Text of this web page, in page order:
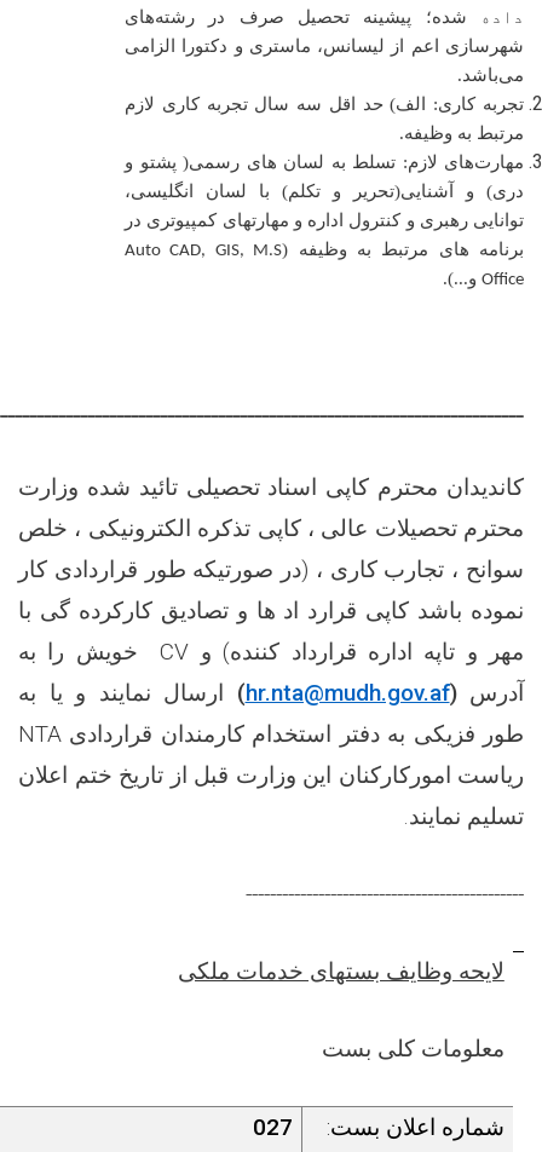
داده شده؛ پیشینه تحصیل صرف در رشته‌های
شهرسازی اعم از لیسانس، ماستری و دکتورا الزامی
می‌باشد.
تجربه کاری:
الف) حد اقل سه سال تجربه کاری لازم
مرتبط به وظیفه.
مهارت‌های لازم: تسلط به لسان های رسمی( پشتو و
دری) و آشنایی(تحریر و تکلم) با لسان انگلیسی،
توانایی رهبری و کنترول اداره و مهارتهای کمپیوتری در
برنامه های مرتبط به وظیفه (Auto CAD, GIS, M.S
Office و...).
کاندیدان محترم کاپی اسناد تحصیلی تائید شده وزارت
محترم تحصیلات عالی ، کاپی تذکره الکترونیکی ، خلص
سوانح ، تجارب کاری ، (در صورتیکه طور قراردادی کار
نموده باشد کاپی قرارد اد ها و تصادیق کارکرده گی با
مهر و تاپه اداره قرارداد کننده) و CVخویش را به
آدرس(
hr.nta@mudh.gov.af
) ارسال نمایند و یا به
طور فزیکی به دفتر استخدام کارمندان قراردادی NTA
ریاست امورکارکنان این وزارت قبل از تاریخ ختم اعلان
تسلیم نمایند.
----------------------------------------------
لایحه وظایف بست­های خدمات ملکی
معلومات کلی بست
شماره اعلان بست: 027